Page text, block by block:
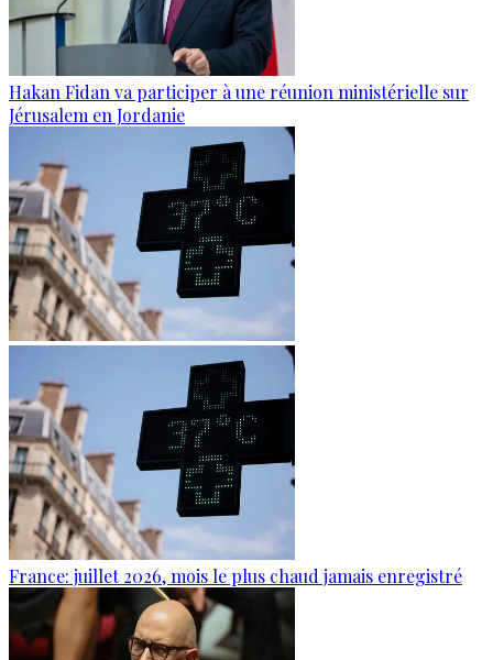
Hakan Fidan va participer à une réunion ministérielle sur
Jérusalem en Jordanie
France: juillet 2026, mois le plus chaud jamais enregistré